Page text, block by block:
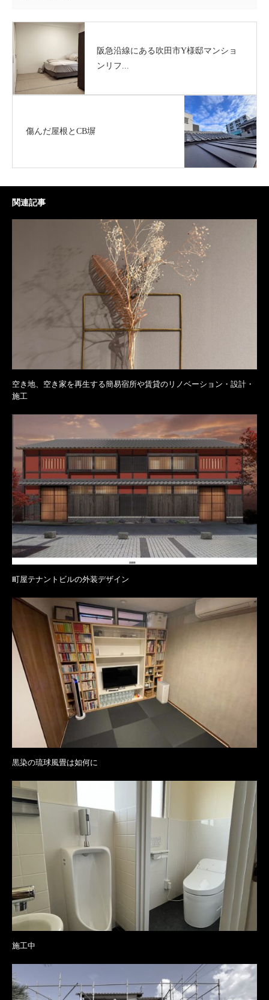
阪急沿線にある吹田市Y様邸マンショ
ンリフ...
傷んだ屋根とCB塀
関連記事
空き地、空き家を再生する簡易宿所や賃貸のリノベーション・設計・
施工
町屋テナントビルの外装デザイン
黒染の琉球風畳は如何に
施工中